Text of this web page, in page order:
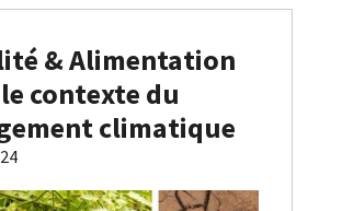
& Alimentation
contexte du
climatique